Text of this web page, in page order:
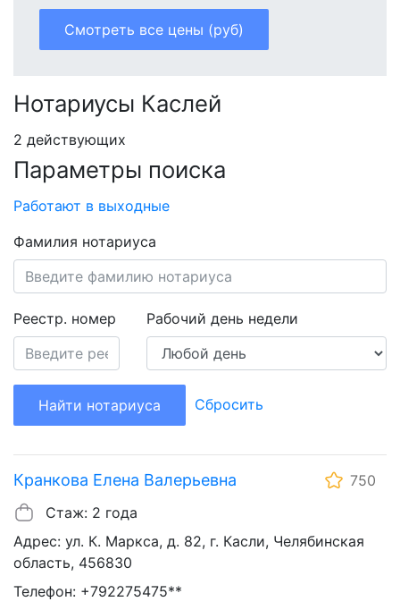
Смотреть все цены (руб)
Нотариусы Каслей
2 действующих
Параметры поиска
Работают в выходные
Фамилия нотариуса
Реестр. номер Рабочий день недели
Найти нотариуса Сбросить
Кранкова Елена Валерьевна
750
Стаж: 2 года
Адрес: ул. К. Маркса, д. 82, г. Касли, Челябинская
область, 456830
Телефон: +792275475**